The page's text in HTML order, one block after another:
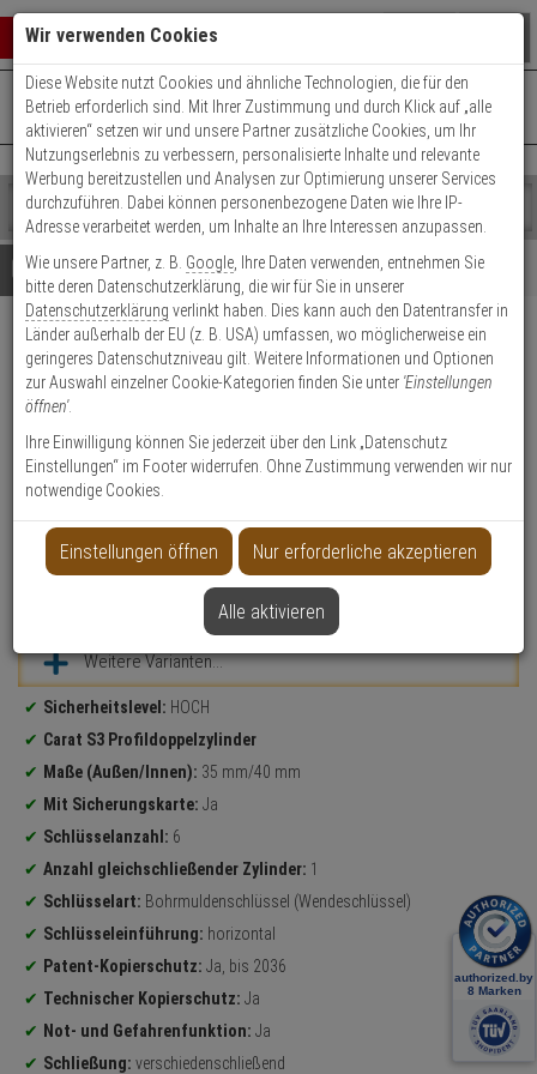
Warenkorb schließen
0 ARTIKEL IM WARENKORB
Ihr Warenkorb ist momentan leer.
Ergebnisse ()
Fertig
Shop
durchsuchen
Bitte
geben
Sie
mindestens
Zeichen
ein,
um
Suche
Es
wurde
noch
Kategorien
Suche
gestartet
+49 (0)821 899 493-0Mo. - Do.: 8:00 - 16:30 | Fr.: 8:00 - 14:00 Uhr
Kontaktservice nutzen
Details Beratung
WILKA Carat S3
Doppelzylinder 35/40 6 Schlüssel
Produktmerkmale
Weitere Varianten...
Produktinformationen
Sicherheitslevel: HOCH
Carat S3 Profildoppelzylinder
Maße (Außen/Innen): 35 mm/40 mm
Mit Sicherungskarte: Ja
Schlüsselanzahl: 6
Anzahl gleichschließender Zylinder: 1
Schlüsselart: Bohrmuldenschlüssel (Wendeschlüssel)
Schlüsseleinführung: horizontal
Patent-Kopierschutz: Ja, bis 2036
Technischer Kopierschutz: Ja
Not- und Gefahrenfunktion: Ja
Schließung: verschiedenschließend
Wir verwenden Cookies
Diese Website nutzt Cookies und ähnliche Technologien, die für den
Betrieb erforderlich sind. Mit Ihrer Zustimmung und durch Klick auf „alle
aktivieren“ setzen wir und unsere Partner zusätzliche Cookies, um Ihr
Nutzungserlebnis zu verbessern, personalisierte Inhalte und relevante
Werbung bereitzustellen und Analysen zur Optimierung unserer Services
durchzuführen. Dabei können personenbezogene Daten wie Ihre IP-
Adresse verarbeitet werden, um Inhalte an Ihre Interessen anzupassen.
Wie unsere Partner, z. B. Google , Ihre Daten verwenden, entnehmen Sie
bitte deren Datenschutzerklärung, die wir für Sie in unserer
Datenschutzerklärung verlinkt haben. Dies kann auch den Datentransfer in
Länder außerhalb der EU (z. B. USA) umfassen, wo möglicherweise ein
geringeres Datenschutzniveau gilt. Weitere Informationen und Optionen
zur Auswahl einzelner Cookie-Kategorien finden Sie unter 'Einstellungen
öffnen'.
Ihre Einwilligung können Sie jederzeit über den Link „Datenschutz
Einstellungen“ im Footer widerrufen. Ohne Zustimmung verwenden wir nur
notwendige Cookies.
Einstellungen öffnen Nur erforderliche akzeptieren
Alle aktivieren